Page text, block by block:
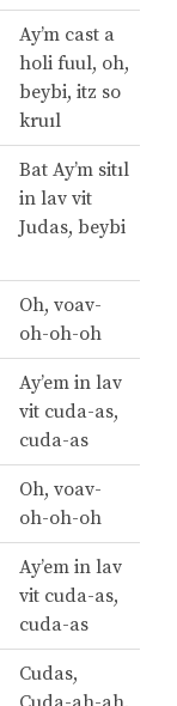
Ay’m cast a
holi fuul, oh,
beybi, itz so
kruıl
Bat Ay’m sitıl
in lav vit
Judas, beybi
Oh, voav-
oh-oh-oh
Ay’em in lav
vit cuda-as,
cuda-as
Oh, voav-
oh-oh-oh
Ay’em in lav
vit cuda-as,
cuda-as
Cudas,